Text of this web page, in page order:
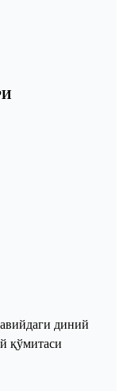
диний
қўмитаси